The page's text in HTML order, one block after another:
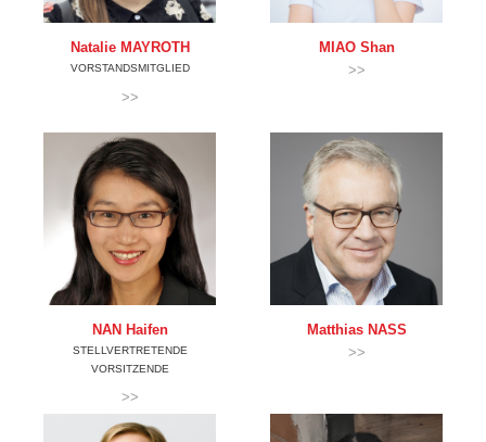
Natalie MAYROTH
VORSTANDSMITGLIED
>>
MIAOShan
>>
NANHaifen
STELLVERTRETENDE
VORSITZENDE
>>
Matthias NASS
>>